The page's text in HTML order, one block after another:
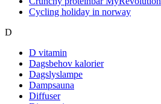
Cycling holiday in norway
D
D vitamin
Dagsbehov kalorier
Dagslyslampe
Dampsauna
Diffuser